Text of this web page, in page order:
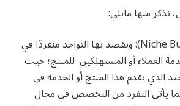
منها مايلي:
(Niche Businesses): ويقصد بها التواجد منفردًا في
العملاء أو المستهلكين للمنتج؛ حيث
الذي يقدم هذا المنتج أو الخدمة في
يأتي التفرد من التخصص في مجال